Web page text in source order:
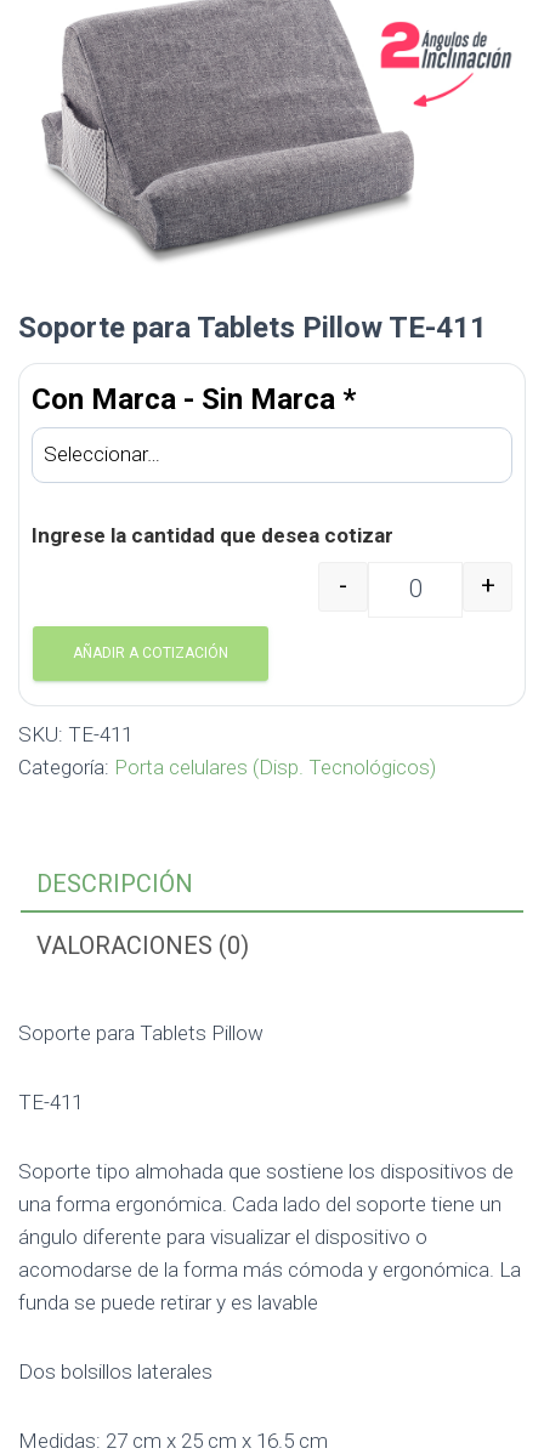
Soporte para Tablets Pillow TE-411
Con Marca - Sin Marca *
Ingrese la cantidad que desea cotizar
Soporte para Tablets
- +
AÑADIR A COTIZACIÓN
SKU: TE-411
Categoría: Porta celulares (Disp. Tecnológicos)
DESCRIPCIÓN
VALORACIONES (0)
Soporte para Tablets Pillow
TE-411
Soporte tipo almohada que sostiene los dispositivos de
una forma ergonómica. Cada lado del soporte tiene un
ángulo diferente para visualizar el dispositivo o
acomodarse de la forma más cómoda y ergonómica. La
funda se puede retirar y es lavable
Dos bolsillos laterales
Medidas: 27 cm x 25 cm x 16.5 cm